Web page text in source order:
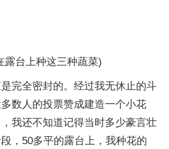
露台上种这三种蔬菜)
完全密封的。经过我无休止的斗
数人的投票赞成建造一个小花
我还不知道记得当时多少豪言壮
，50多平的露台上，我种花的